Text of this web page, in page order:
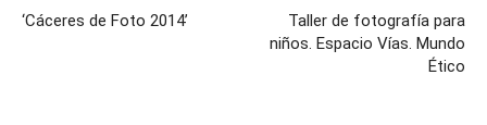
‘Cáceres de Foto 2014’
Taller de fotografía para
niños. Espacio Vías. Mundo
Ético